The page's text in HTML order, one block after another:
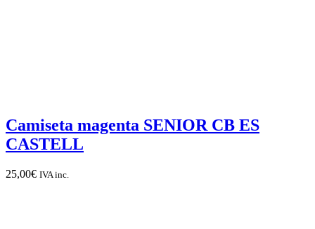
Camiseta magenta SENIOR CB ES
CASTELL
25,00€ IVA inc.